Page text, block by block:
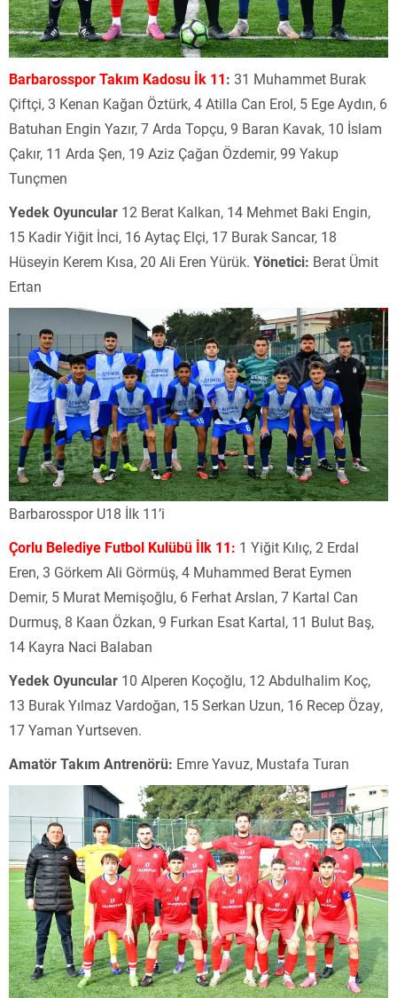
Barbarosspor Takım Kadosu İk 11: 31 Muhammet Burak
Çiftçi, 3 Kenan Kağan Öztürk, 4 Atilla Can Erol, 5 Ege Aydın, 6
Batuhan Engin Yazır, 7 Arda Topçu, 9 Baran Kavak, 10 İslam
Çakır, 11 Arda Şen, 19 Aziz Çağan Özdemir, 99 Yakup
Tunçmen
Yedek Oyuncular 12 Berat Kalkan, 14 Mehmet Baki Engin,
15 Kadir Yiğit İnci, 16 Aytaç Elçi, 17 Burak Sancar, 18
Hüseyin Kerem Kısa, 20 Ali Eren Yürük. Yönetici: Berat Ümit
Ertan
Barbarosspor U18 İlk 11’i
Çorlu Belediye Futbol Kulübü İlk 11: 1 Yiğit Kılıç, 2 Erdal
Eren, 3 Görkem Ali Görmüş, 4 Muhammed Berat Eymen
Demir, 5 Murat Memişoğlu, 6 Ferhat Arslan, 7 Kartal Can
Durmuş, 8 Kaan Özkan, 9 Furkan Esat Kartal, 11 Bulut Baş,
14 Kayra Naci Balaban
Yedek Oyuncular 10 Alperen Koçoğlu, 12 Abdulhalim Koç,
13 Burak Yılmaz Vardoğan, 15 Serkan Uzun, 16 Recep Özay,
17 Yaman Yurtseven.
Amatör Takım Antrenörü: Emre Yavuz, Mustafa Turan